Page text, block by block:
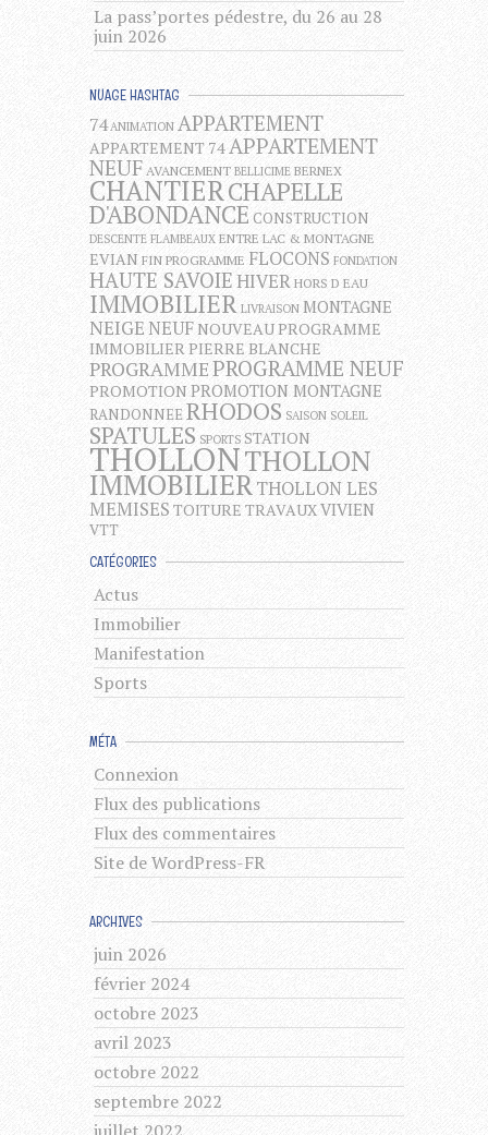
La pass’portes pédestre, du 26 au 28
juin 2026
NUAGE HASHTAG
74 ANIMATION APPARTEMENT
APPARTEMENT 74APPARTEMENT
NEUF AVANCEMENT BELLICIME BERNEX
CHANTIERCHAPELLE
D'ABONDANCE CONSTRUCTION
DESCENTE FLAMBEAUX ENTRE LAC & MONTAGNE
EVIAN FIN PROGRAMME FLOCONS FONDATION
HAUTE SAVOIEHIVER HORS D EAU
IMMOBILIER LIVRAISON MONTAGNE
NEIGENEUF NOUVEAU PROGRAMME
IMMOBILIERPIERRE BLANCHE
PROGRAMMEPROGRAMME NEUF
PROMOTION PROMOTION MONTAGNE
RANDONNEERHODOS SAISON SOLEIL
SPATULES SPORTS STATION
THOLLONTHOLLON
IMMOBILIERTHOLLON LES
MEMISES TOITURE TRAVAUXVIVIEN
VTT
CATÉGORIES
Actus
Immobilier
Manifestation
Sports
MÉTA
Connexion
Flux des publications
Flux des commentaires
Site de WordPress-FR
ARCHIVES
juin 2026
février 2024
octobre 2023
avril 2023
octobre 2022
septembre 2022